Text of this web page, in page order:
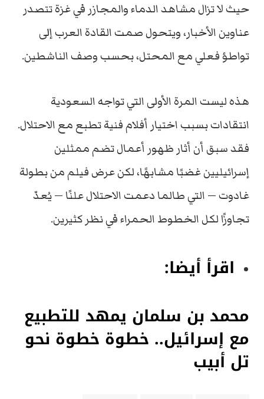
حيث لا تزال مشاهد الدماء والمجازر في غزة تتصدر
عناوين الأخبار، ويتحول صمت القادة العرب إلى
تواطؤ فعلي مع المحتل، بحسب وصف الناشطين.
هذه ليست المرة الأولى التي تواجه السعودية
انتقادات بسبب اختيار أفلام فنية تطبع مع الاحتلال.
فقد سبق أن أثار ظهور أعمال تضم ممثلين
إسرائيليين غضبًا مشابهًا، لكن عرض فيلم من بطولة
غادوت — التي طالما دعمت الاحتلال علنًا — يُعدّ
تجاوزًا لكل الخطوط الحمراء في نظر كثيرين.
اقرأ أيضا:
محمد بن سلمان يمهد للتطبيع
مع إسرائيل.. خطوة خطوة نحو
تل أبيب